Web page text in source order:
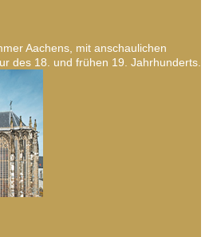
Aachens, mit anschaulichen
des 18. und frühen 19. Jahrhunderts.